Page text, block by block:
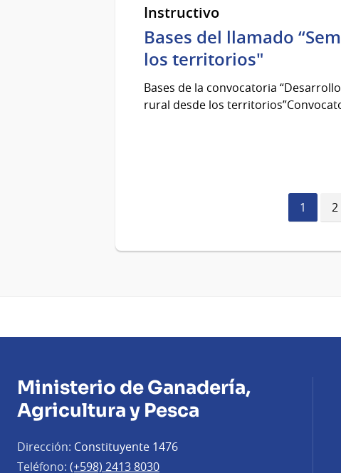
Instructivo
Bases del llamado
los territorios"
Bases de la convocatoria
rural desde los
Página
actual
1 2
Ministerio de Ganadería,
Agricultura y Pesca
Dirección: Constituyente 1476
Teléfono: (+598) 2413 8030